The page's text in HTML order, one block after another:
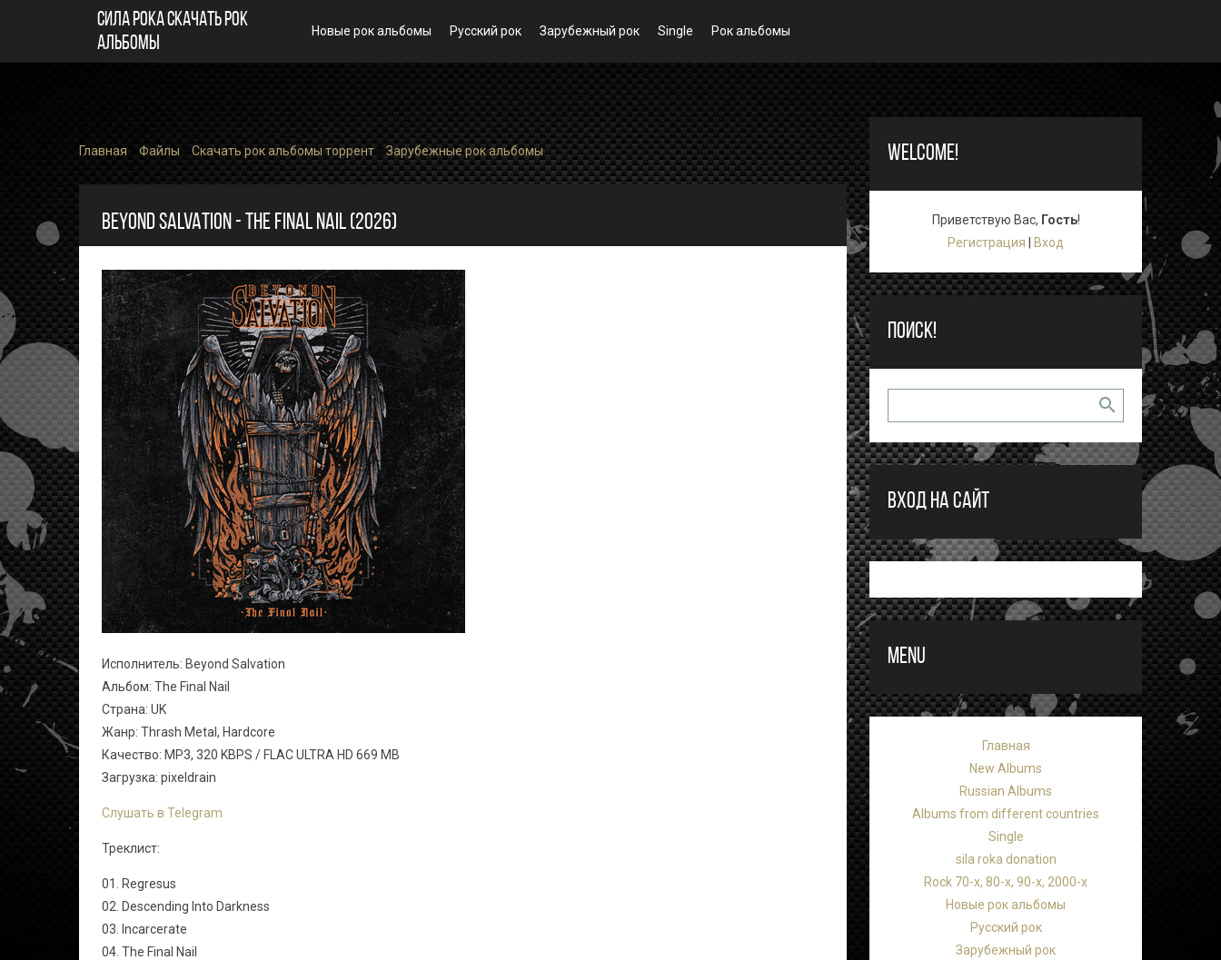
СИЛА РОКА СКАЧАТЬ РОК
АЛЬБОМЫ
Новые рок альбомы Русский рок Зарубежный рок Single Рок альбомы
Главная Файлы Скачать рок альбомы торрент»Зарубежные рок альбомы
BEYOND SALVATION - THE FINAL NAIL (2026)
Исполнитель: Beyond Salvation
Альбом: The Final Nail
Страна: UK
Жанр: Thrash Metal, Hardcore
Качество: MP3, 320 KBPS / FLAC ULTRA HD 669 MB
Загрузка: pixeldrain
Слушать в Telegram
Треклист:
01. Regresus
02. Descending Into Darkness
03. Incarcerate
04. The Final Nail
WELCOME!
Приветствую Вас, Гость!
Регистрация
Вход
ПОИСК!
ВХОД НА САЙТ
MENU
Главная
New Albums
Russian Albums
Albums from different countries
Single
sila roka donation
Rock 70-х, 80-х, 90-х, 2000-х
Новые рок альбомы
Русский рок
Зарубежный рок